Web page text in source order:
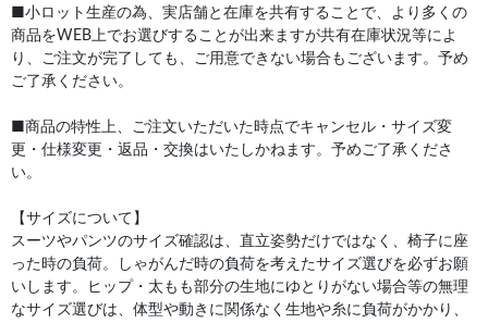
■小ロット生産の為、実店舗と在庫を共有することで、より多くの
商品をWEB上でお選びすることが出来ますが共有在庫状況等によ
り、ご注文が完了しても、ご用意できない場合もございます。予め
ご了承ください。
■商品の特性上、ご注文いただいた時点でキャンセル・サイズ変
更・仕様変更・返品・交換はいたしかねます。予めご了承くださ
い。
【サイズについて】
スーツやパンツのサイズ確認は、直立姿勢だけではなく、椅子に座
った時の負荷。しゃがんだ時の負荷を考えたサイズ選びを必ずお願
いします。ヒップ・太もも部分の生地にゆとりがない場合等の無理
なサイズ選びは、体型や動きに関係なく生地や糸に負荷がかかり、